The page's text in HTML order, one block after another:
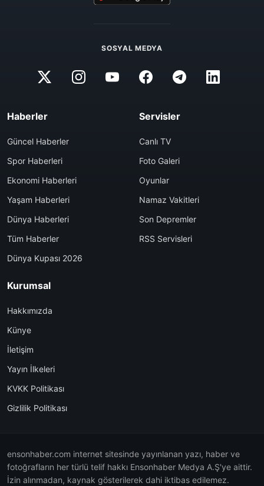
SOSYAL MEDYA
Haberler
Güncel Haberler
Spor Haberleri
Ekonomi Haberleri
Yaşam Haberleri
Dünya Haberleri
Tüm Haberler
Dünya Kupası 2026
Servisler
Canlı TV
Foto Galeri
Oyunlar
Namaz Vakitleri
Son Depremler
RSS Servisleri
Kurumsal
Hakkımızda
Künye
İletişim
Yayın İlkeleri
KVKK Politikası
Gizlilik Politikası
ensonhaber.com internet sitesinde yayınlanan yazı, haber ve
fotoğrafların her türlü telif hakkı Ensonhaber Medya A.Ş'ye aittir.
İzin alınmadan, kaynak gösterilerek dahi iktibas edilemez.